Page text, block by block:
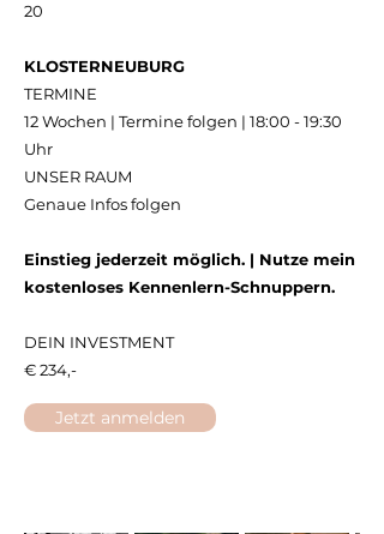
20
KLOSTERNEUBURG
TERMINE
12 Wochen | Termine folgen | 18:00 - 19:30
Uhr
UNSER RAUM
Genaue Infos folgen
​Einstieg jederzeit möglich. | Nutze mein
kostenloses Kennenlern-Schnuppern.
DEIN INVESTMENT
​€ 234,-
Jetzt anmelden